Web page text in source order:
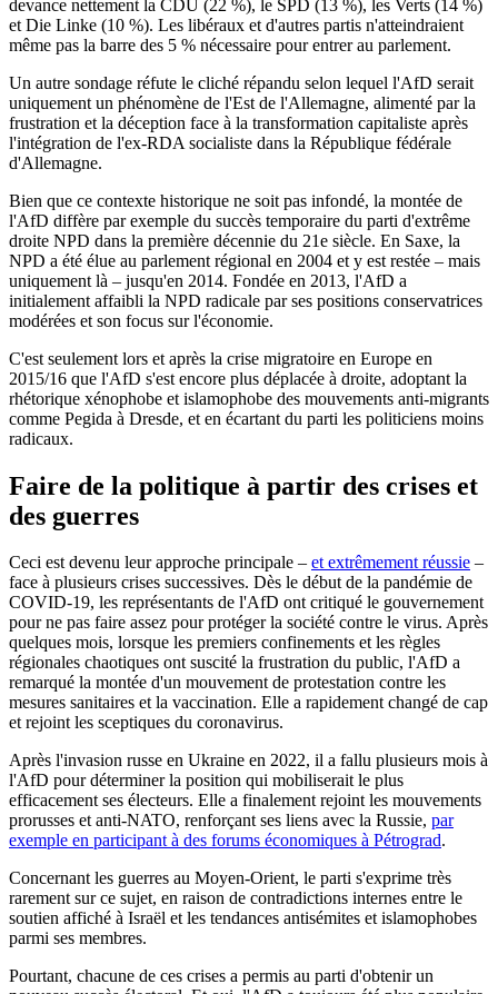
devance nettement la CDU (22 %), le SPD (13 %), les Verts (14 %)
et Die Linke (10 %). Les libéraux et d'autres partis n'atteindraient
même pas la barre des 5 % nécessaire pour entrer au parlement.
Un autre sondage réfute le cliché répandu selon lequel l'AfD serait
uniquement un phénomène de l'Est de l'Allemagne, alimenté par la
frustration et la déception face à la transformation capitaliste après
l'intégration de l'ex-RDA socialiste dans la République fédérale
d'Allemagne.
Bien que ce contexte historique ne soit pas infondé, la montée de
l'AfD diffère par exemple du succès temporaire du parti d'extrême
droite NPD dans la première décennie du 21e siècle. En Saxe, la
NPD a été élue au parlement régional en 2004 et y est restée – mais
uniquement là – jusqu'en 2014. Fondée en 2013, l'AfD a
initialement affaibli la NPD radicale par ses positions conservatrices
modérées et son focus sur l'économie.
C'est seulement lors et après la crise migratoire en Europe en
2015/16 que l'AfD s'est encore plus déplacée à droite, adoptant la
rhétorique xénophobe et islamophobe des mouvements anti-migrants
comme Pegida à Dresde, et en écartant du parti les politiciens moins
radicaux.
Faire de la politique à partir des crises et
des guerres
Ceci est devenu leur approche principale – et extrêmement réussie –
face à plusieurs crises successives. Dès le début de la pandémie de
COVID-19, les représentants de l'AfD ont critiqué le gouvernement
pour ne pas faire assez pour protéger la société contre le virus. Après
quelques mois, lorsque les premiers confinements et les règles
régionales chaotiques ont suscité la frustration du public, l'AfD a
remarqué la montée d'un mouvement de protestation contre les
mesures sanitaires et la vaccination. Elle a rapidement changé de cap
et rejoint les sceptiques du coronavirus.
Après l'invasion russe en Ukraine en 2022, il a fallu plusieurs mois à
l'AfD pour déterminer la position qui mobiliserait le plus
efficacement ses électeurs. Elle a finalement rejoint les mouvements
prorusses et anti-NATO, renforçant ses liens avec la Russie, par
exemple en participant à des forums économiques à Pétrograd.
Concernant les guerres au Moyen-Orient, le parti s'exprime très
rarement sur ce sujet, en raison de contradictions internes entre le
soutien affiché à Israël et les tendances antisémites et islamophobes
parmi ses membres.
Pourtant, chacune de ces crises a permis au parti d'obtenir un